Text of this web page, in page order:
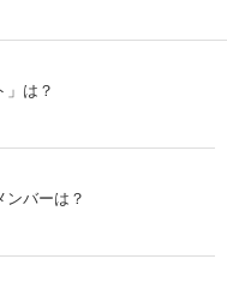
」は？
ンバーは？